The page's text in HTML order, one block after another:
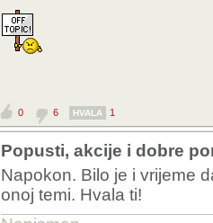
0 6 HVALA 1
Popusti, akcije i dobre
Napokon. Bilo je i vrijeme
onoj temi. Hvala ti!